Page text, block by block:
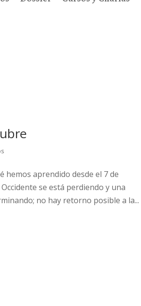
hemos aprendido desde el 7 de
se está perdiendo y una
no hay retorno posible a la...